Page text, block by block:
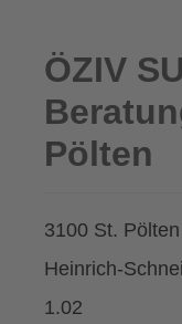
ÖZIV
Pölten
3100 St. Pölten
Heinrich-
1.02